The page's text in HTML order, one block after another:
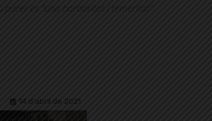
parer és "una barbaritat i temeritat"
14 d'abril de 2021